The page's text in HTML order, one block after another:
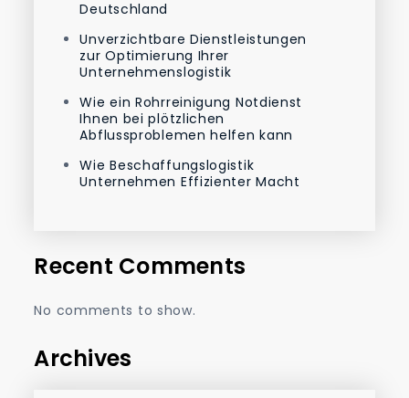
Deutschland
Unverzichtbare Dienstleistungen
zur Optimierung Ihrer
Unternehmenslogistik
Wie ein Rohrreinigung Notdienst
Ihnen bei plötzlichen
Abflussproblemen helfen kann
Wie Beschaffungslogistik
Unternehmen Effizienter Macht
Recent Comments
No comments to show.
Archives